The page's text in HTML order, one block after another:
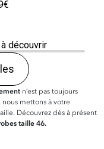
découvrir
n’est pas toujours
mettons à votre
Découvrez dès à présent
taille 46.